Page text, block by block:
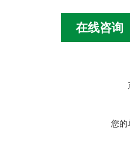
在线咨询
您的